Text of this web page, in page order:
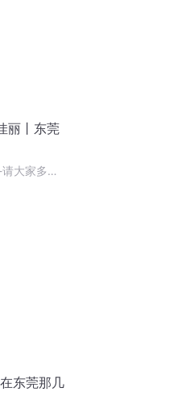
丽丨东莞
大家多多
东莞那几